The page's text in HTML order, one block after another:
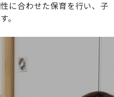
に合わせた保育を行い、子
。